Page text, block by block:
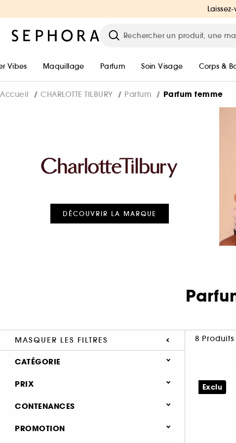
Vibes Maquillage Parfum Soin Visage Corps &
Accueil CHARLOTTE TILBURY Parfum Parfum femme
DÉCOUVRIR LA MARQUE
MASQUER LES FILTRES 8 Produits
CATÉGORIE
Parfum
Eau de parfum (8)
PRIX
CONTENANCES
51 - 100 ml (6)
PROMOTION
Exclu